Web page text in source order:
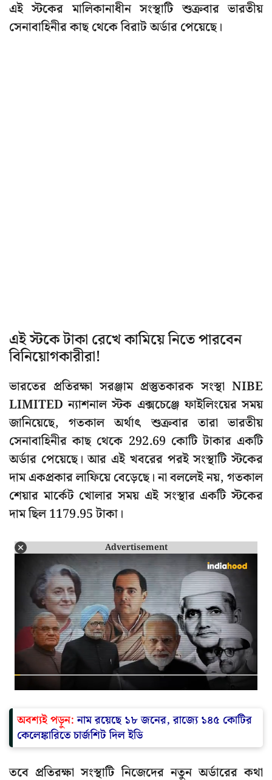
এই স্টকের মালিকানাধীন সংস্থাটি শুক্রবার ভারতীয়
সেনাবাহিনীর কাছ থেকে বিরাট অর্ডার পেয়েছে।
এই স্টকে টাকা রেখে কামিয়ে নিতে পারবেন
বিনিয়োগকারীরা!
ভারতের প্রতিরক্ষা সরঞ্জাম প্রস্তুতকারক সংস্থা NIBE
LIMITED ন্যাশনাল স্টক এক্সচেঞ্জে ফাইলিংয়ের সময়
জানিয়েছে, গতকাল অর্থাৎ শুক্রবার তারা ভারতীয়
সেনাবাহিনীর কাছ থেকে 292.69 কোটি টাকার একটি
অর্ডার পেয়েছে। আর এই খবরের পরই সংস্থাটি স্টকের
দাম একপ্রকার লাফিয়ে বেড়েছে। না বললেই নয়, গতকাল
শেয়ার মার্কেট খোলার সময় এই সংস্থার একটি স্টকের
দাম ছিল 1179.95 টাকা।
Advertisement
অবশ্যই পড়ুন: নাম রয়েছে ১৮ জনের, রাজ্যে ১৪৫ কোটির
কেলেঙ্কারিতে চার্জশিট দিল ইডি
তবে প্রতিরক্ষা সংস্থাটি নিজেদের নতুন অর্ডারের কথা